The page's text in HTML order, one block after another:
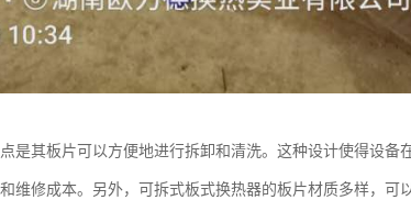
是其板片可以方便地进行拆卸和清洗。这种设计使得设备
维修成本。另外，可拆式板式换热器的板片材质多样，可